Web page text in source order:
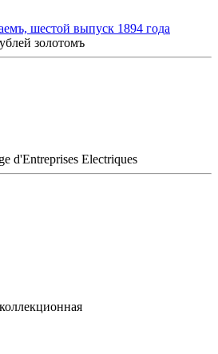
шестой выпуск 1894 года
золотомъ
d'Entreprises Electriques